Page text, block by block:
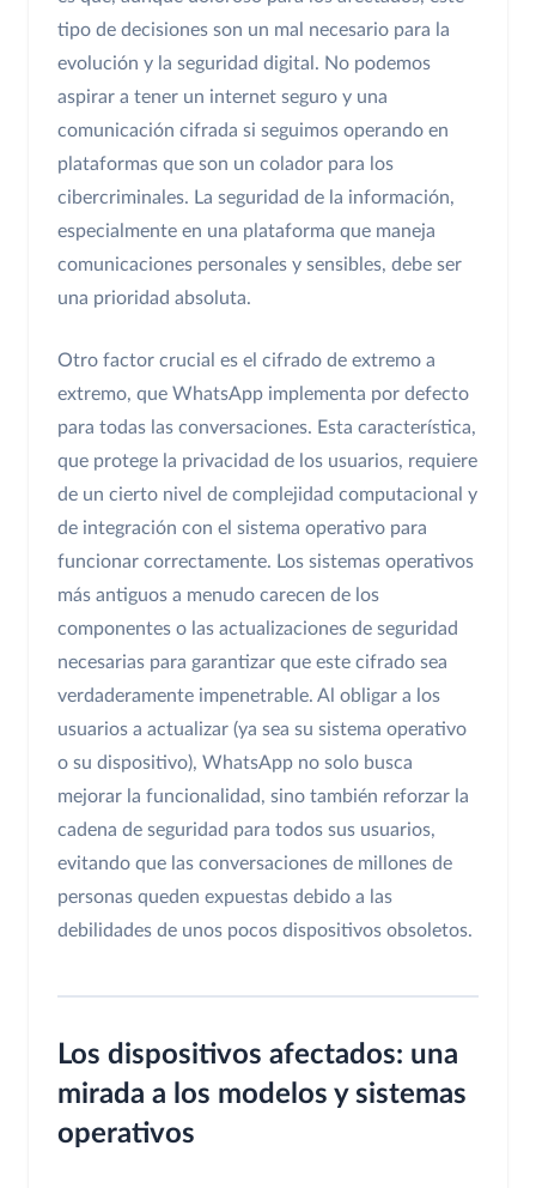
tipo de decisiones son un mal necesario para la
evolución y la seguridad digital. No podemos
aspirar a tener un internet seguro y una
comunicación cifrada si seguimos operando en
plataformas que son un colador para los
cibercriminales. La seguridad de la información,
especialmente en una plataforma que maneja
comunicaciones personales y sensibles, debe ser
una prioridad absoluta.
Otro factor crucial es el cifrado de extremo a
extremo, que WhatsApp implementa por defecto
para todas las conversaciones. Esta característica,
que protege la privacidad de los usuarios, requiere
de un cierto nivel de complejidad computacional y
de integración con el sistema operativo para
funcionar correctamente. Los sistemas operativos
más antiguos a menudo carecen de los
componentes o las actualizaciones de seguridad
necesarias para garantizar que este cifrado sea
verdaderamente impenetrable. Al obligar a los
usuarios a actualizar (ya sea su sistema operativo
o su dispositivo), WhatsApp no solo busca
mejorar la funcionalidad, sino también reforzar la
cadena de seguridad para todos sus usuarios,
evitando que las conversaciones de millones de
personas queden expuestas debido a las
debilidades de unos pocos dispositivos obsoletos.
Los dispositivos afectados: una
mirada a los modelos y sistemas
operativos